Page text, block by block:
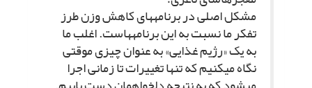
مشکل اصلى در برنامه‏هاى کاهش وزن طرز
تفکر ما نسبت به این برنامه‏هاست. اغلب ما
به یک «رژیم غذایى» به عنوان چیزى موقتى
نگاه مى‏کنیم که تنها تغییرات تا زمانى اجرا